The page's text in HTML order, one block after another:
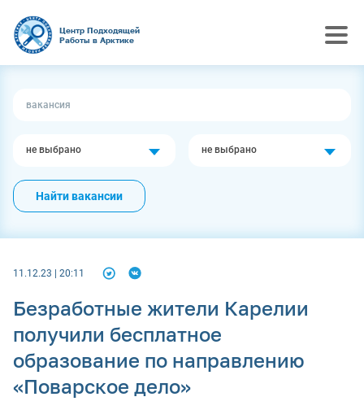
Центр Подходящей
Работы в Арктике
не выбрано не выбрано
Найти вакансии
11.12.23 | 20:11
Безработные жители Карелии
получили бесплатное
образование по направлению
«Поварское дело»